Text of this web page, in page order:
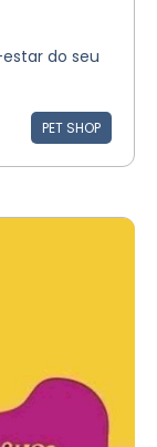
do seu
PET SHOP